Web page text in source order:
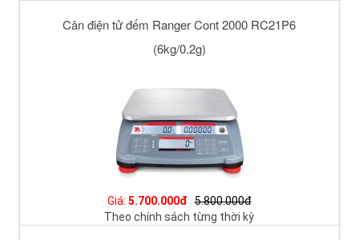
Cân điện tử đếm Ranger Cont 2000 RC21P6
(6kg/0.2g)
Giá: 5.700.000đ 5.800.000đ
Theo chính sách từng thời kỳ